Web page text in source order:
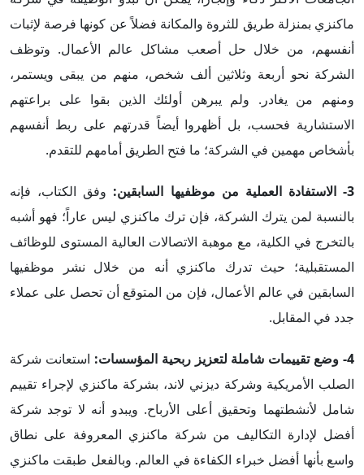
ماكنزي بمنزلة طريق للثروة والمكانة فضلاً عن كونها فرصة لإثبات
أنفسهم، من خلال حل أصعب مشاكل عالم الأعمال. وتوظف
الشركة نحو أربعة وثلاثين ألف شخص، منهم من يبقى ويستمر،
ومنهم من يغادر. ولم يبرهن أولئك الذين بقوا على براعتهم
الاستشارية فحسب، بل أظهروا أيضاً قدرتهم على ربط أنفسهم
بأشخاص مهمين في الشركة؛ ما فتح الطريق أمامهم للتقدم.
3- الاستفادة العملية من موظفيها السابقين : وفق الكتاب، فإنه
بالنسبة لمن يترك الشركة، فإن ترك ماكنزي ليس عاراً؛ فهو أشبه
بالتخرج في الكلية، مع موهبة الاتصالات العالية المستوى للوظائف
المستقبلية؛ حيث تدرك ماكنزي أنه من خلال نشر موظفيها
السابقين في عالم الأعمال، فإن من المتوقع أن تحصل على عملاء
جدد في المقابل.
4- وضع تقييمات شاملة لتعزيز ربحية المؤسسات: استعانت شركة
الصلب الأمريكية وشركة ديزني لاند، بشركة ماكنزي لإجراء تقييم
شامل لأنشطتهما وتحقيق أعلى الأرباح. ويبدو أنه لا توجد شركة
أفضل لإدارة التكاليف من شركة ماكنزي المعروفة على نطاق
واسع بأنها أفضل خبراء الكفاءة في العالم. وبالفعل طبقت ماكنزي